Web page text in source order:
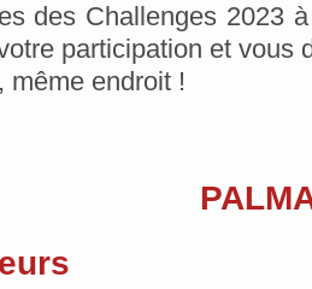
des Challenges 2023
participation et vous
même endroit !